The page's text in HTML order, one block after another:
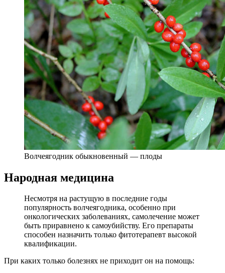
Волчеягодник обыкновенный — плоды
Народная медицина
Несмотря на растущую в последние годы
популярность волчеягодника, особенно при
онкологических заболеваниях, самолечение может
быть приравнено к самоубийству. Его препараты
способен назначить только фитотерапевт высокой
квалификации.
При каких только болезнях не приходит он на помощь: